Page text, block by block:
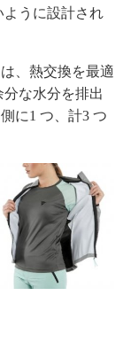
うに設計され
、熱交換を最適
な水分を排出
に1 つ、計3 つ